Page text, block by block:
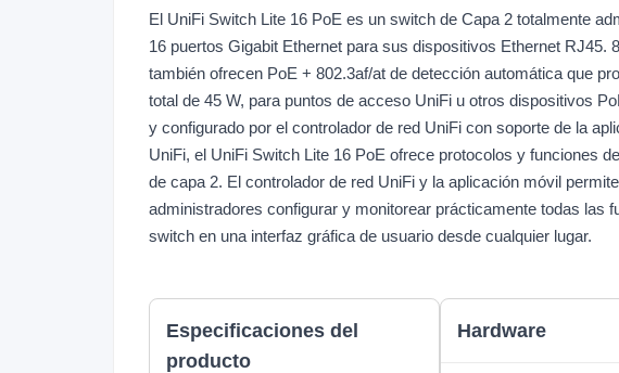
El UniFi Switch Lite 16 PoE es un switch de Capa 2 totalmente
16 puertos Gigabit Ethernet para sus dispositivos Ethernet RJ45.
también ofrecen PoE + 802.3af/at de detección automática que
total de 45 W, para puntos de acceso UniFi u otros dispositivos
y configurado por el controlador de red UniFi con soporte de la
UniFi, el UniFi Switch Lite 16 PoE ofrece protocolos y funciones
de capa 2. El controlador de red UniFi y la aplicación móvil
administradores configurar y monitorear prácticamente todas las
switch en una interfaz gráfica de usuario desde cualquier lugar.
Especificaciones del
producto
Hardware